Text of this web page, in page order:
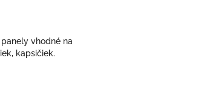
vhodné na
kapsičiek.